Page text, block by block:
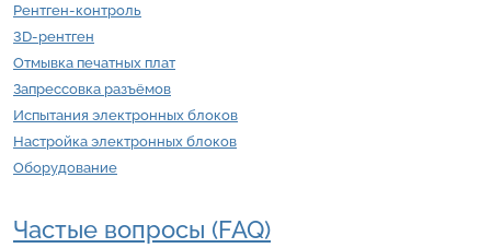
Рентген-контроль
3D-рентген
Отмывка печатных плат
Запрессовка разъёмов
Испытания электронных блоков
Настройка электронных блоков
Оборудование
Частые вопросы (FAQ)